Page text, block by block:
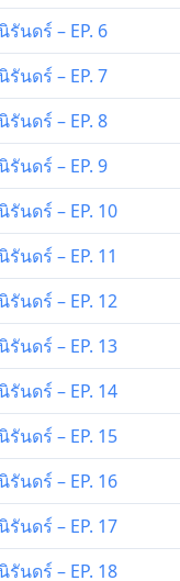
นดร์ – EP. 6
นดร์ – EP. 7
นดร์ – EP. 8
นดร์ – EP. 9
นดร์ – EP. 10
นดร์ – EP. 11
นดร์ – EP. 12
นดร์ – EP. 13
นดร์ – EP. 14
นดร์ – EP. 15
นดร์ – EP. 16
นดร์ – EP. 17
นดร์ – EP. 18